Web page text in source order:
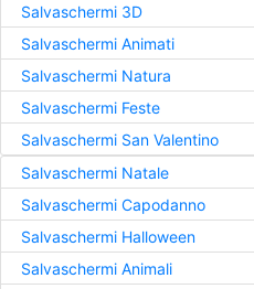
Salvaschermi 3D
Salvaschermi Animati
Salvaschermi Natura
Salvaschermi Feste
Salvaschermi San Valentino
Salvaschermi Natale
Salvaschermi Capodanno
Salvaschermi Halloween
Salvaschermi Animali